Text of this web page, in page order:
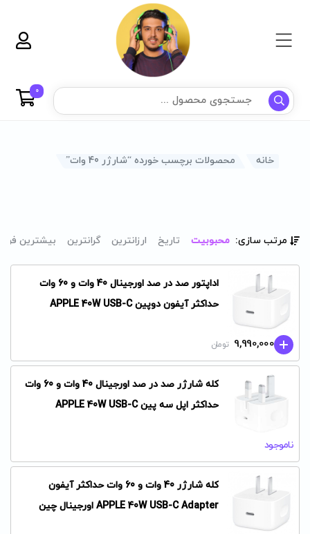
0
خانه محصولات برچسب خورده “شارژر 40 وات”
مرتب سازی: محبوبیت تاریخ ارزانترین گرانترین بیشترین
اداپتور صد در صد اورجینال 40 وات و 60 وات
حداکثر آیفون دوپین APPLE 40W USB-C
9,990,000 تومان
کله شارژر صد در صد اورجینال 40 وات و 60 وات
حداکثر اپل سه پین APPLE 40W USB-C
ناموجود
کله شارژر 40 وات و 60 وات حداکثر آیفون
APPLE 40W USB-C Adapter اورجینال چین